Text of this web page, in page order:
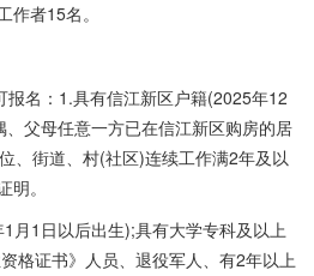
作者15名。
报名：1.具有信江新区户籍(2025年12
父母任意一方已在信江新区购房的居
、街道、村(社区)连续工作满2年及以
。
月1日以后出生);具有大学专科及以上
格证书》人员、退役军人、有2年以上